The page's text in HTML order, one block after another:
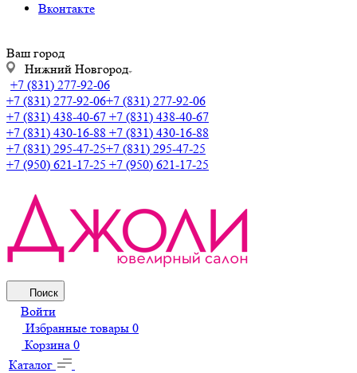
Вконтакте
Ваш город
Нижний Новгород
+7 (831) 277-92-06
+7 (831) 277-92-06+7 (831) 277-92-06
+7 (831) 438-40-67 +7 (831) 438-40-67
+7 (831) 430-16-88 +7 (831) 430-16-88
+7 (831) 295-47-25+7 (831) 295-47-25
+7 (950) 621-17-25 +7 (950) 621-17-25
Поиск
Войти
Избранные товары 0
Корзина 0
Каталог